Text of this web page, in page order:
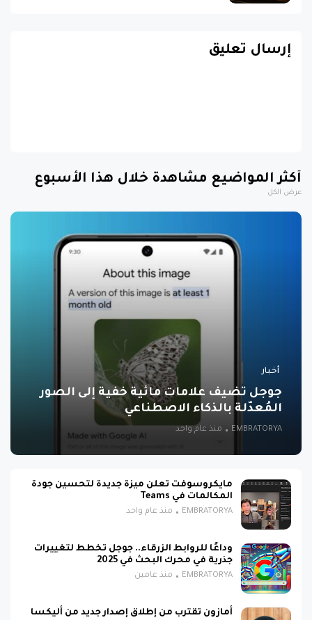
إرسال تعليق
أكثر المواضيع مشاهدة خلال هذا الأسبوع
عرض الكل
أخبار
جوجل تضيف علامات مائية خفية إلى الصور
المُعدّلة بالذكاء الاصطناعي
EMBRATORYA منذ عام واحد
مايكروسوفت تعلن ميزة جديدة لتحسين جودة
المكالمات في Teams
EMBRATORYA منذ عام واحد
وداعًا للروابط الزرقاء.. جوجل تخطط لتغييرات
جذرية في محرك البحث في 2025
EMBRATORYA منذ عامين
أمازون تقترب من إطلاق إصدار جديد من أليكسا